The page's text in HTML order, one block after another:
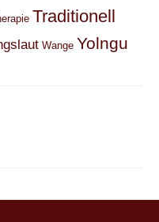
Traditionell
Wange Yolngu